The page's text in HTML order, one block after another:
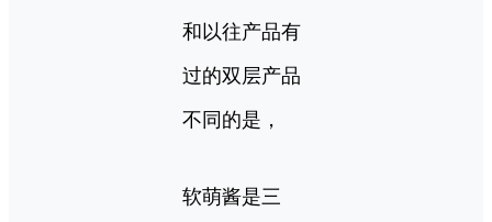
和以往产品有
过的双层产品
不同的是，
软萌酱是三